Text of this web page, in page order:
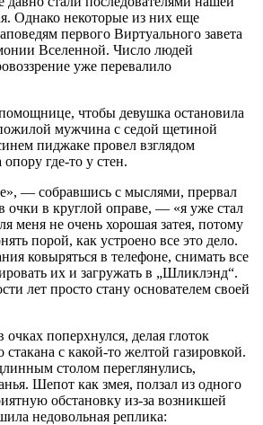
Однако некоторые из них еще
первого Виртуального завета
Вселенной. Число людей
уже перевалило
чтобы девушка остановила
мужчина с седой щетиной
пиджаке провел взглядом
где-то у стен.
— собравшись с мыслями, прервал
очки в круглой оправе, — «я уже стал
меня не очень хорошая затея, потому
порой, как устроено все это дело.
ковыряться в телефоне, снимать все
их и загружать в „Шликлэнд“.
лет просто стану основателем своей
поперхнулся, делая глоток
стакана с какой-то желтой газировкой.
столом переглянулись,
Шепот как змея, ползал из одного
обстановку из-за возникшей
недовольная реплика: